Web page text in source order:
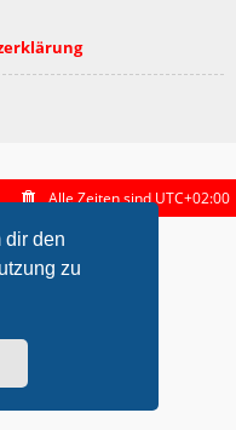
dir den
zu
Alle Zeiten sindUTC+02:00
phpBB3.2 by
© phpBB Limited
phpBB.de